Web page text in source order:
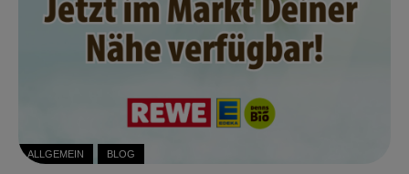
ALLGEMEIN BLOG